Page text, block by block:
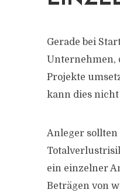
Gerade bei
Unternehmen,
Projekte
kann dies
Anleger sollten
ein einzelner
Beträgen von